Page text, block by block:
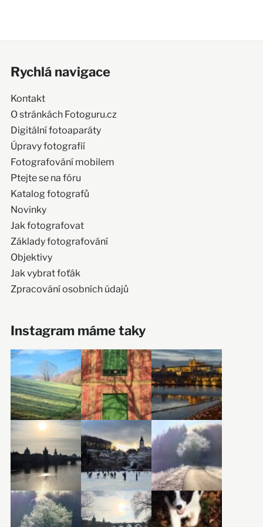
Rychlá navigace
Kontakt
O stránkách Fotoguru.cz
Digitální fotoaparáty
Úpravy fotografií
Fotografování mobilem
Ptejte se na fóru
Katalog fotografů
Novinky
Jak fotografovat
Základy fotografování
Objektivy
Jak vybrat foťák
Zpracování osobních údajů
Instagram máme taky